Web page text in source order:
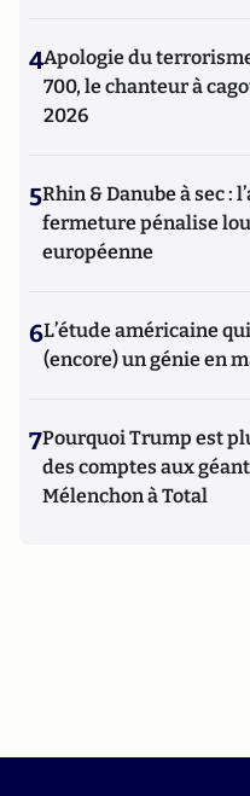
4Apologie du
700, le chanteur à
2026
5Rhin & Danube à sec :
fermeture pénalise
européenne
6L’étude américaine
(encore) un génie en
7Pourquoi Trump est
des comptes aux
Mélenchon à Total